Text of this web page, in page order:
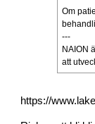
Om
---
NAION
att
https://